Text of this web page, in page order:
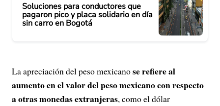
Soluciones para conductores que
pagaron pico y placa solidario en día
sin carro en Bogotá
La apreciación del peso mexicanose refiere al
aumento en el valor del peso mexicano con respecto
a otras monedas extranjeras, como el dólar